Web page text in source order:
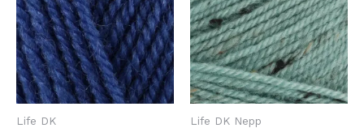
Life DK Life DK Nepp